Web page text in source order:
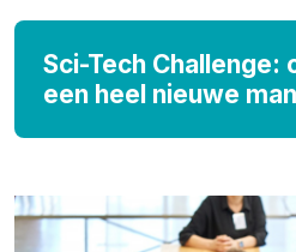
Sci-Tech Challenge:
een heel nieuwe